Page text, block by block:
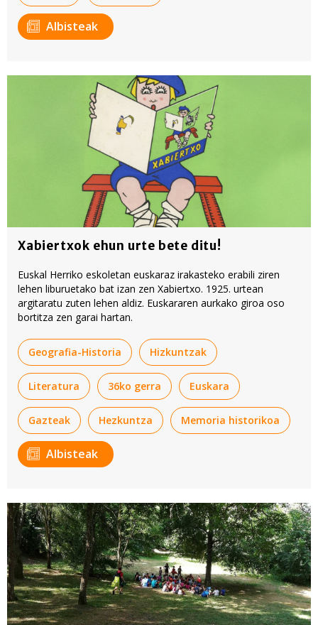
fitxategiak erabiltzen ditu. Zure esperientzia eta
zerbitzuak hobetzeko asmoz, cookie teknologiaz
baliatzen gara. Ohar hau onartuz gero, teknologia hori
irakurri
Albisteak
Xabiertxok ehun urte bete ditu!
Euskal Herriko eskoletan euskaraz irakasteko erabili ziren
lehen liburuetako bat izan zen Xabiertxo. 1925. urtean
argitaratu zuten lehen aldiz. Euskararen aurkako giroa oso
bortitza zen garai hartan.
Geografia-Historia Hizkuntzak
Literatura 36ko gerra Euskara
Gazteak Hezkuntza Memoria historikoa
Albisteak